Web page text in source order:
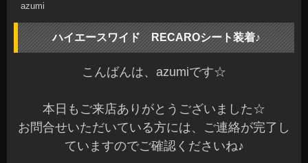
azumi
ハイエースワイド RECAROシート装着♪
こんばんは、azumiです☆
本日もご来店ありがとうございました☆
お問合せいただいている方には、ご連絡が完了し
ていますのでご確認くださいね♪